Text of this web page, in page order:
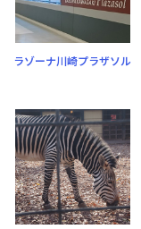
ラゾーナ川崎プラザソル